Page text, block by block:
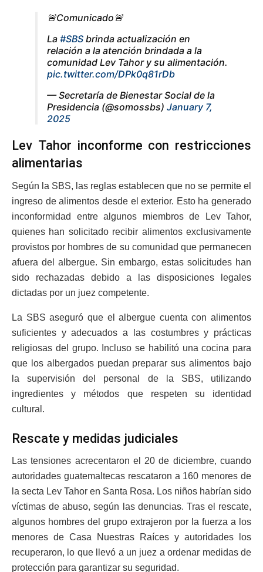
🚨Comunicado🚨
La #SBS brinda actualización en
relación a la atención brindada a la
comunidad Lev Tahor y su alimentación.
pic.twitter.com/DPk0q81rDb
— Secretaría de Bienestar Social de la
Presidencia (@somossbs) January 7,
2025
Lev Tahor inconforme con restricciones
alimentarias
Según la SBS, las reglas establecen que no se permite el
ingreso de alimentos desde el exterior. Esto ha generado
inconformidad entre algunos miembros de Lev Tahor,
quienes han solicitado recibir alimentos exclusivamente
provistos por hombres de su comunidad que permanecen
afuera del albergue. Sin embargo, estas solicitudes han
sido rechazadas debido a las disposiciones legales
dictadas por un juez competente.
La SBS aseguró que el albergue cuenta con alimentos
suficientes y adecuados a las costumbres y prácticas
religiosas del grupo. Incluso se habilitó una cocina para
que los albergados puedan preparar sus alimentos bajo
la supervisión del personal de la SBS, utilizando
ingredientes y métodos que respeten su identidad
cultural.
Rescate y medidas judiciales
Las tensiones acrecentaron el 20 de diciembre, cuando
autoridades guatemaltecas rescataron a 160 menores de
la secta Lev Tahor en Santa Rosa. Los niños habrían sido
víctimas de abuso, según las denuncias. Tras el rescate,
algunos hombres del grupo extrajeron por la fuerza a los
menores de Casa Nuestras Raíces y autoridades los
recuperaron, lo que llevó a un juez a ordenar medidas de
protección para garantizar su seguridad.